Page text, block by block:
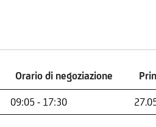
Orario di negoziazione
Orario di negoziazione
09:05 - 17:30